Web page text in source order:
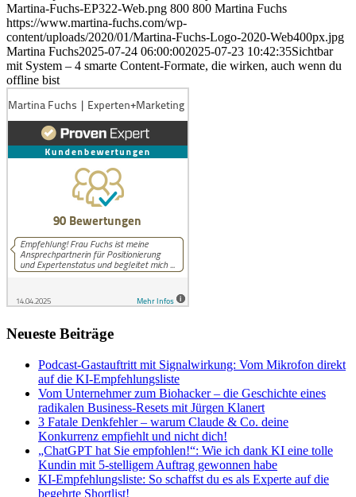
Martina-Fuchs-EP322-Web.png 800 800 Martina Fuchs
https://www.martina-fuchs.com/wp-
content/uploads/2020/01/Martina-Fuchs-Logo-2020-Web400px.jpg
Martina Fuchs2025-07-24 06:00:002025-07-23 10:42:35Sichtbar
mit System – 4 smarte Content-Formate, die wirken, auch wenn du
offline bist
Neueste Beiträge
Podcast-Gastauftritt mit Signalwirkung: Vom Mikrofon direkt
auf die KI-Empfehlungsliste
Vom Unternehmer zum Biohacker – die Geschichte eines
radikalen Business-Resets mit Jürgen Klanert
3 Fatale Denkfehler – warum Claude & Co. deine
Konkurrenz empfiehlt und nicht dich!
„ChatGPT hat Sie empfohlen!“: Wie ich dank KI eine tolle
Kundin mit 5-stelligem Auftrag gewonnen habe
KI-Empfehlungsliste: So schaffst du es als Experte auf die
begehrte Shortlist!